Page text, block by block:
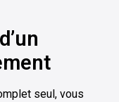
seul, vous